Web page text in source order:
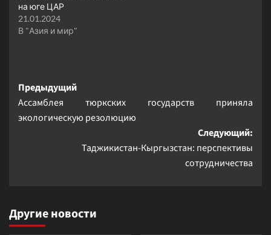
на юге ЦАР
21.01.2024
В "Азия и мир"
Навигация
записи
Предыдущий
Ассамблея тюркских государств приняла
экологическую резолюцию
Следующий:
Таджикистан-Кыргызстан: перспективы
сотрудничества
Другие новости